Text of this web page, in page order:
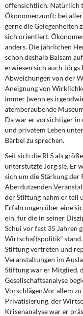
offensichtlich. Natürlich
Ökonomenzunft: bei
gerne die Gelegenheiten
sich orientiert.
anders. Die jährlichen
schon deshalb Balsam
erwiesen sich auch
Abweichungen von der
Aneignung von
immer (wenn es
atemberaubende
Da war er vorsichtiger in
und privatem Leben
Bärbel zu sprechen.
Seit sich die RLS als
unterstützte Jörg sie. Er
sich um die Stärkung
Aberdutzenden
der Stiftung nahm er teil
Erfahrungen über eine
ein, für die in seiner
Schui vor fast 35 Jahren
Wirtschaftspolitik“
Stiftung vertreten und
Veranstaltungen im
Stiftung war er Mitglied,
Gesellschaftsanalyse
Vorschlägen.Vor allem
Privatisierung, der
Krisenanalyse war er